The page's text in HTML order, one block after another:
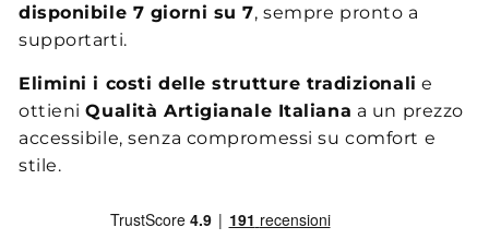
disponibile 7 giorni su 7, sempre pronto a
supportarti.
Elimini i costi delle strutture tradizionali e
ottieniQualità Artigianale Italiana a un prezzo
accessibile, senza compromessi su comfort e
stile.